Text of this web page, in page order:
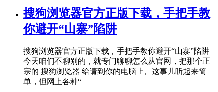
搜狗浏览器官方正版下载，手把手教
你避开“山寨”陷阱
搜狗浏览器官方正版下载，手把手教你避开“山寨”陷阱
今天咱们不聊别的，就专门聊聊怎么从官网，把那个正
宗的 搜狗浏览器 给请到你的电脑上。这事儿听起来简
单，但网上各种“